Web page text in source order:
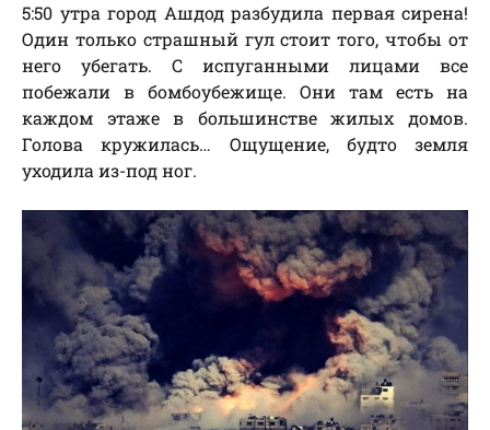
5:50 утра город Ашдод разбудила первая сирена!
Один только страшный гул стоит того, чтобы от
него убегать. С испуганными лицами все
побежали в бомбоубежище. Они там есть на
каждом этаже в большинстве жилых домов.
Голова кружилась… Ощущение, будто земля
уходила из-под ног.